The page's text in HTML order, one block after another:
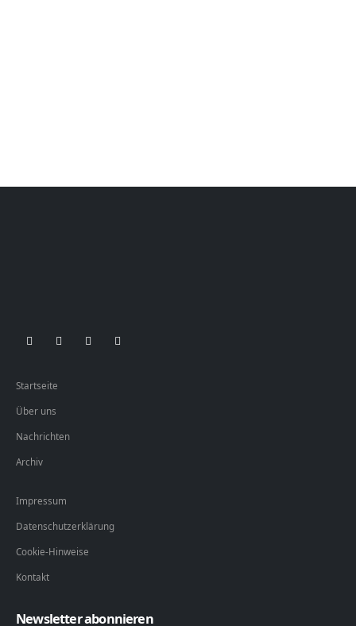
Startseite
Über uns
Nachrichten
Archiv
Impressum
Datenschutzerklärung
Cookie-Hinweise
Kontakt
Newsletter abonnieren